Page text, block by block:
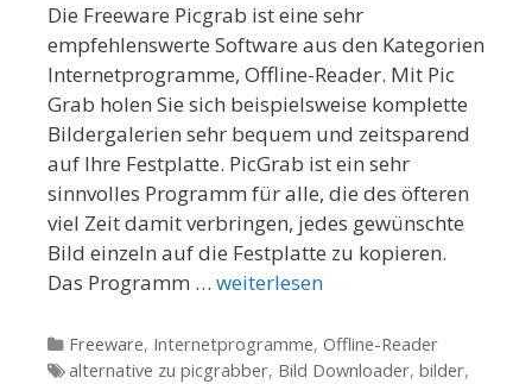
Die Freeware Picgrab ist eine sehr
empfehlenswerte Software aus den Kategorien
Internetprogramme, Offline-Reader. Mit Pic
Grab holen Sie sich beispielsweise komplette
Bildergalerien sehr bequem und zeitsparend
auf Ihre Festplatte. PicGrab ist ein sehr
sinnvolles Programm für alle, die des öfteren
viel Zeit damit verbringen, jedes gewünschte
Bild einzeln auf die Festplatte zu kopieren.
Das Programm … weiterlesen
Kategorien
Freeware, Internetprogramme, Offline-Reader
Tags
alternative zu picgrabber, Bild Downloader, bilder,